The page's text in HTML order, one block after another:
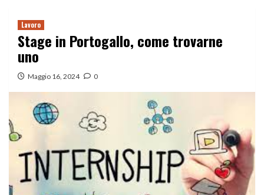
Lavoro
Stage in Portogallo, come trovarne
uno
Maggio 16, 2024 0